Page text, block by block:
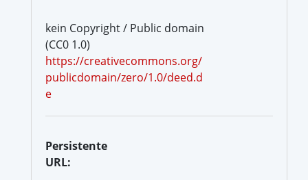
kein Copyright / Public domain
(CC0 1.0)
https://creativecommons.org/
publicdomain/zero/1.0/deed.d
e
Persistente
URL: